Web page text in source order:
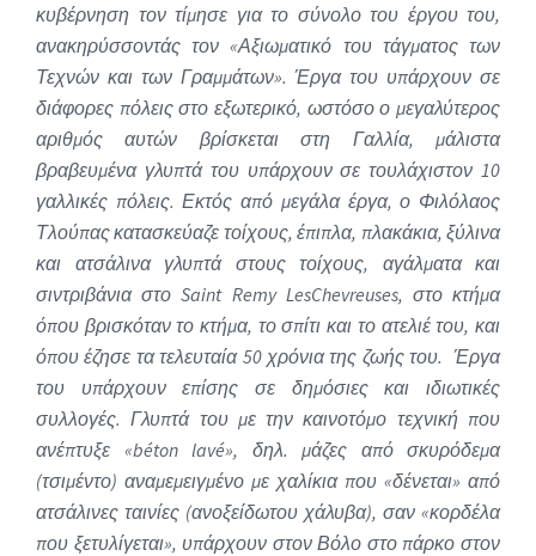
κυβέρνηση τον τίμησε για το σύνολο του έργου του,
ανακηρύσσοντάς τον «Αξιωματικό του τάγματος των
Τεχνών και των Γραμμάτων». Έργα του υπάρχουν σε
διάφορες πόλεις στο εξωτερικό, ωστόσο ο μεγαλύτερος
αριθμός αυτών βρίσκεται στη Γαλλία, μάλιστα
βραβευμένα γλυπτά του υπάρχουν σε τουλάχιστον 10
γαλλικές πόλεις. Εκτός από μεγάλα έργα, ο Φιλόλαος
Τλούπας κατασκεύαζε τοίχους, έπιπλα, πλακάκια, ξύλινα
και ατσάλινα γλυπτά στους τοίχους, αγάλματα και
σιντριβάνια στο Saint Remy LesChevreuses, στο κτήμα
όπου βρισκόταν το κτήμα, το σπίτι και το ατελιέ του, και
όπου έζησε τα τελευταία 50 χρόνια της ζωής του. Έργα
του υπάρχουν επίσης σε δημόσιες και ιδιωτικές
συλλογές. Γλυπτά του με την καινοτόμο τεχνική που
ανέπτυξε «béton lavé», δηλ. μάζες από σκυρόδεμα
(τσιμέντο) αναμεμειγμένο με χαλίκια που «δένεται» από
ατσάλινες ταινίες (ανοξείδωτου χάλυβα), σαν «κορδέλα
που ξετυλίγεται», υπάρχουν στον Βόλο στο πάρκο στον